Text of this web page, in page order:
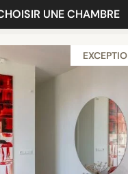
UNE CHAMBRE